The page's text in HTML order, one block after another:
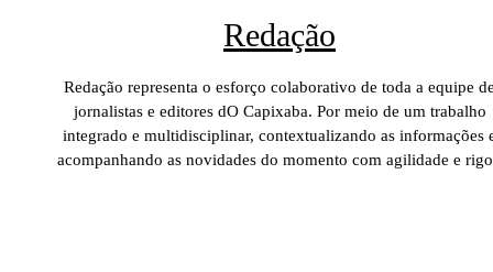
Redação
Redação representa o esforço colaborativo de toda a equipe
jornalistas e editores dO Capixaba. Por meio de um trabalho
integrado e multidisciplinar, contextualizando as informações
acompanhando as novidades do momento com agilidade e